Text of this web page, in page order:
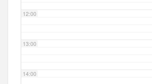
12:00
13:00
14:00